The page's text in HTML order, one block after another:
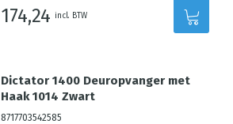
174,24 incl. BTW
Dictator 1400 Deuropvanger met
Haak 1014 Zwart
8717703542585